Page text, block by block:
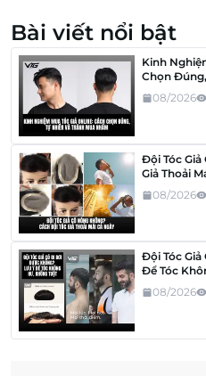
Bài viết nổi bật
Kinh
Chọn
08/2026
Đội Tóc
Giả Thoải
08/2026
Đội Tóc
Để Tóc
08/2026